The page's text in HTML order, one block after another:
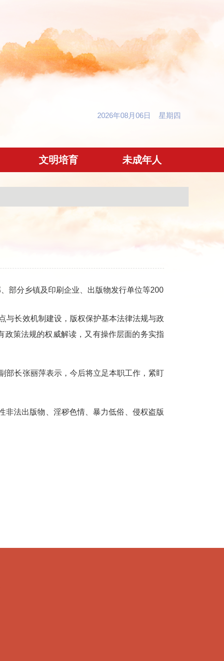
2026年08月06日 星期四
文明培育 未成年人
部分乡镇及印刷企业、出版物发行单位等200
长效机制建设，版权保护基本法律法规与政
策法规的权威解读，又有操作层面的务实指
长张丽萍表示，今后将立足本职工作，紧盯
法出版物、淫秽色情、暴力低俗、侵权盗版